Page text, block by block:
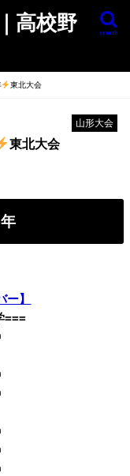
高校野
search
東北大会
山形大会
東北大会
ー】
===